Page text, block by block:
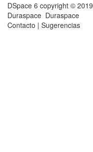
DSpace 6 copyright © 2019
Duraspace Duraspace
Contacto | Sugerencias